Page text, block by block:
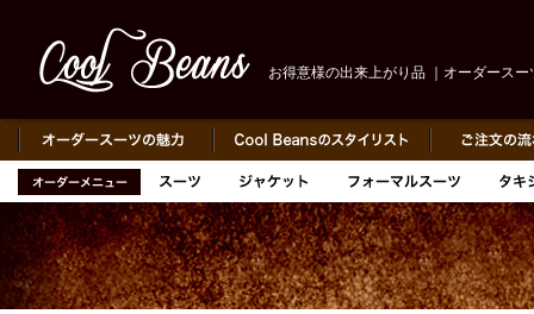
お得意様の出来上がり品 ｜オーダース